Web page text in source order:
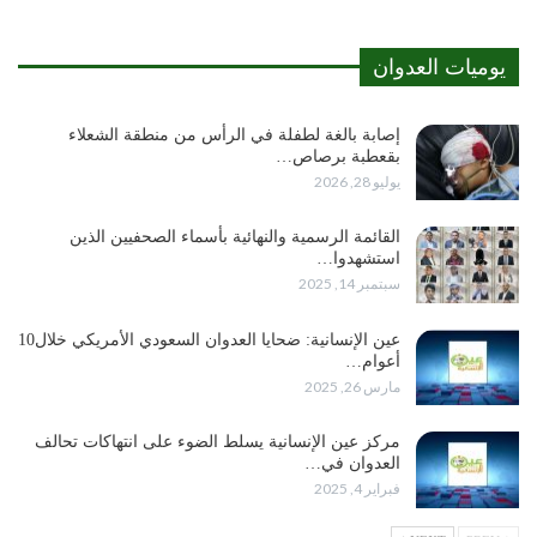
يوميات العدوان
إصابة بالغة لطفلة في الرأس من منطقة الشعلاء
بقعطبة برصاص…
يوليو 28, 2026
القائمة الرسمية والنهائية بأسماء الصحفيين الذين
استشهدوا…
سبتمبر 14, 2025
عين الإنسانية: ضحايا العدوان السعودي الأمريكي خلال10
أعوام…
مارس 26, 2025
مركز عين الإنسانية يسلط الضوء على انتهاكات تحالف
العدوان في…
فبراير 4, 2025